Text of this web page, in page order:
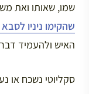
שמו, שאותו ואת
שהקימו ניניו
האיש ולהעמיד
סקליוטי נשכח או